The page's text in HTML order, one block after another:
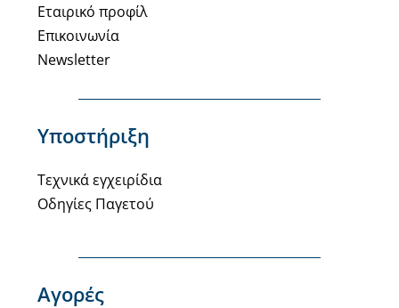
Εταιρικό προφίλ
Επικοινωνία
Newsletter
Υποστήριξη
Τεχνικά εγχειρίδια
Οδηγίες Παγετού
Αγορές